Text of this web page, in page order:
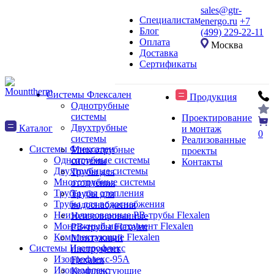
Специалистам
Блог
Оплата
Доставка
Сертификаты
sales@gtr-
energo.ru +7
(499) 229-22-11
Москва
Продукция
Проектирование
и монтаж
Реализованные
проекты
Контакты
0
Системы Флексален
Однотрубные
системы
Двухтрубные
системы
Многотрубные
системы
Трубы для
отопления
Трубы для
водоснабжения
Неизолированные
PB-трубы Flexalen
Монтажный
инструмент
Flexalen
Комплектующие
Каталог
Системы Флексален
Однотрубные системы
Двухтрубные системы
Многотрубные системы
Трубы для отопления
Трубы для водоснабжения
Неизолированные PB-трубы Flexalen
Монтажный инструмент Flexalen
Комплектующие Flexalen
Системы Изопрофлекс
Изопрофлекс-95А
Изопрофлекс